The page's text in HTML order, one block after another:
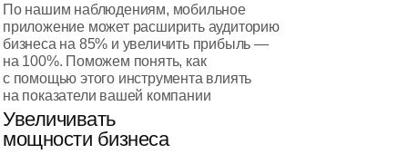
По нашим наблюдениям, мобильное
приложение может расширить ауди­торию
бизнеса на 85% и увеличить прибыль —
на 100%. Поможем понять, как
с помощью этого инструмента влиять
на показатели вашей компании
Увеличивать
мощности бизнеса